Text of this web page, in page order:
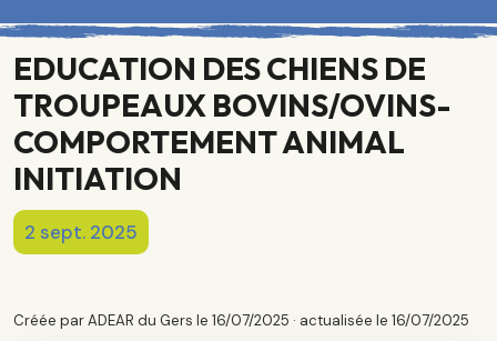
EDUCATION DES CHIENS DE
TROUPEAUX BOVINS/OVINS-
COMPORTEMENT ANIMAL
INITIATION
2 sept. 2025
Créée par ADEAR du Gers le 16/07/2025 · actualisée le 16/07/2025